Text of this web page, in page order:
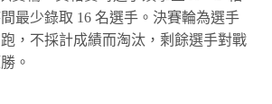
最少錄取 16 名選手。決賽輪為選手
，不採計成績而淘汰，剩餘選手對戰
。